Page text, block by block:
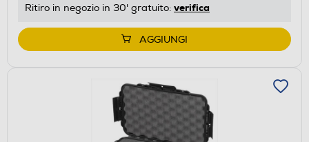
Ritiro in negozio in 30' gratuito: verifica
AGGIUNGI